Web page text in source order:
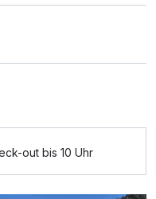
out bis 10 Uhr